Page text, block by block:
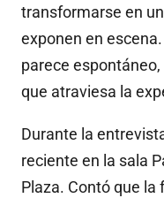
transformarse en
exponen en
parece
que atraviesa la
Durante la
reciente en la sala
Plaza. Contó que la